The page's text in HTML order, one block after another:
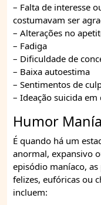
– Falta de interesse
costumavam ser
– Alterações no
– Fadiga
– Dificuldade de
– Baixa autoestima
– Sentimentos de
– Ideação suicida em
Humor
É quando há um
anormal, expansivo
episódio maníaco,
felizes, eufóricas ou
incluem: